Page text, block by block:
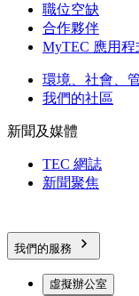
職位空缺
合作夥伴
MyTEC 應用程
環境、社會、
我們的社區
新聞及媒體
TEC 網誌
新聞聚焦
我們的服務
虛擬辦公室